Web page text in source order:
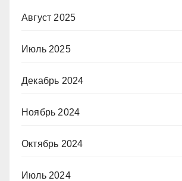
Август 2025
Июль 2025
Декабрь 2024
Ноябрь 2024
Октябрь 2024
Июль 2024